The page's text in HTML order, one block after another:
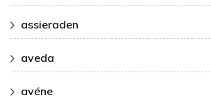
assieraden
aveda
avéne